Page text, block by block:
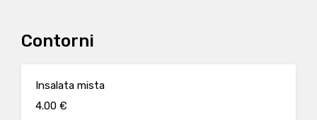
Contorni
Insalata mista
4.00 €